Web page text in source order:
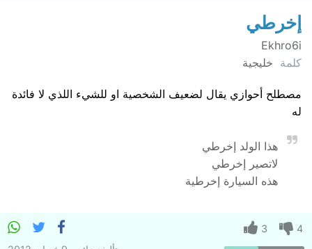
إخرطي
Ekhro6i
كلمة خليجية
مصطلح أحوازي يقال لضعيف الشخصية او للشيء اللذي لا فائدة
له
هذا الولد إخرطي
لاتصير إخرطي
هذه السيارة إخرطية
4
3